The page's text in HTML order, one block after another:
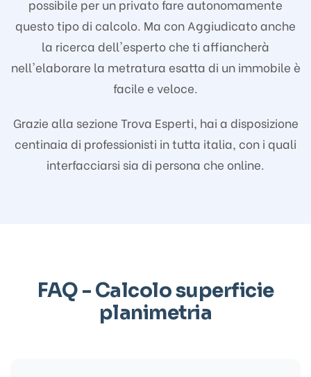
possibile per un privato fare autonomamente
questo tipo di calcolo. Ma con Aggiudicato anche
la ricerca dell'esperto che ti affiancherà
nell'elaborare la metratura esatta di un immobile è
facile e veloce.
Grazie alla sezione Trova Esperti, hai a disposizione
centinaia di professionisti in tutta italia, con i quali
interfacciarsi sia di persona che online.
FAQ - Calcolo superficie
planimetria